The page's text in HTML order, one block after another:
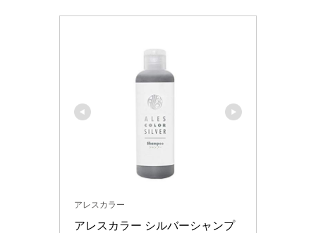
アレスカラー
アレスカラー シルバーシャンプ